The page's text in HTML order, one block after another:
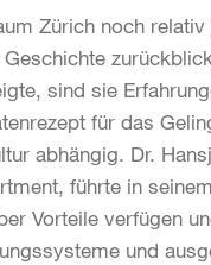
Zürich noch
sind sie
für das
abhängig. Dr.
führte in
Vorteile verfügen
und